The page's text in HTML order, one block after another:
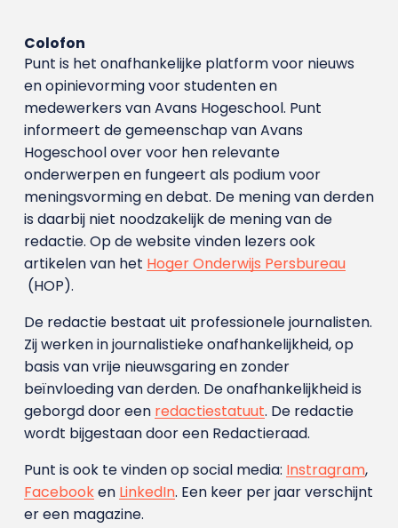
Colofon
Punt is het onafhankelijke platform voor nieuws
en opinievorming voor studenten en
medewerkers van Avans Hoge­school. Punt
informeert de gemeenschap van Avans
Hogeschool over voor hen relevante
onderwerpen en fungeert als podium voor
meningsvorming en debat. De mening van derden
is daarbij niet noodzakelijk de mening van de
redactie. Op de website vinden lezers ook
artikelen van het Hoger Onderwijs Persbureau
(HOP).
De redactie bestaat uit professionele journalisten.
Zij werken in journalistieke onafhankelijkheid, op
basis van vrije nieuwsgaring en zonder
beïnvloeding van derden. De onafhankelijkheid is
geborgd door een redactiestatuut. De redactie
wordt bijgestaan door een Redactieraad.
Punt is ook te vinden op social media: Instragram,
Facebooken LinkedIn. Een keer per jaar verschijnt
er een magazine.